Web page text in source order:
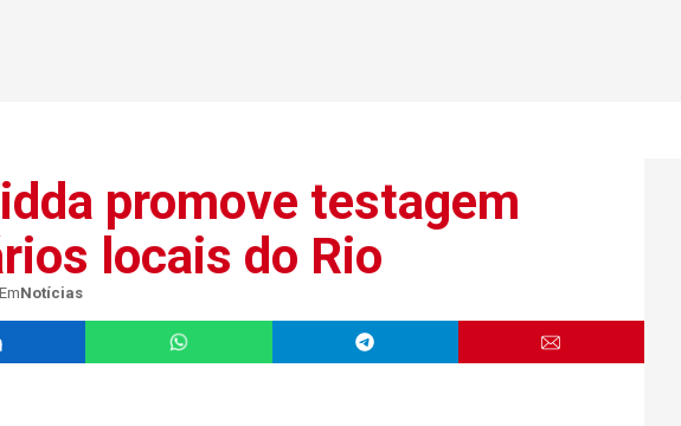
promove testagem
locais do Rio
EmNotícias